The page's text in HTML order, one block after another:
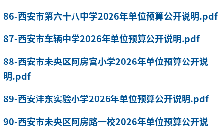
86-西安市第六十八中学2026年单位预算公开说明.pdf
87-西安市车辆中学2026年单位预算公开说明.pdf
88-西安市未央区阿房宫小学2026年单位预算公开说
明.pdf
89-西安沣东实验小学2026年单位预算公开说明.pdf
90-西安市未央区阿房路一校2026年单位预算公开说